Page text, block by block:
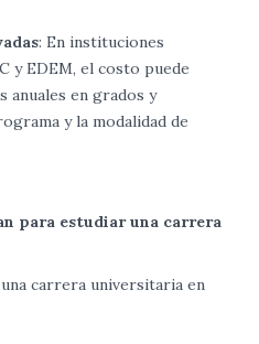
: En instituciones
y EDEM, el costo puede
anuales en grados y
y la modalidad de
para estudiar una carrera
carrera universitaria en